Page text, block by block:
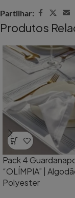
Partilhar:
Produtos
Pack 4
“OLÍMPIA” |
Polyester